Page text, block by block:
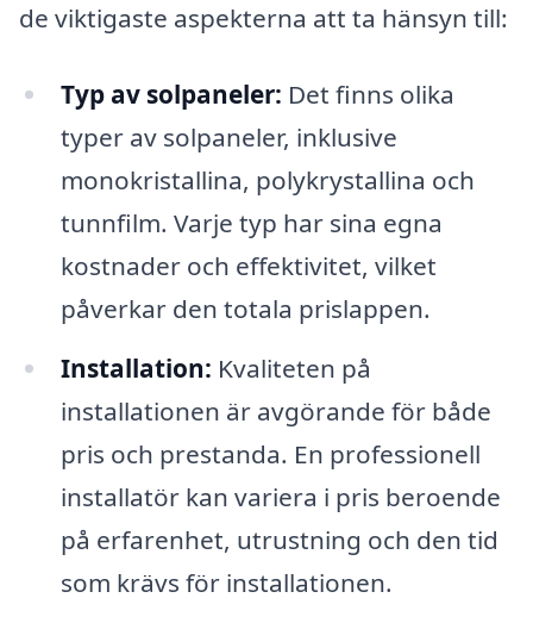
de viktigaste aspekterna att ta hänsyn till:
Typ av solpaneler: Det finns olika
typer av solpaneler, inklusive
monokristallina, polykrystallina och
tunnfilm. Varje typ har sina egna
kostnader och effektivitet, vilket
påverkar den totala prislappen.
Installation: Kvaliteten på
installationen är avgörande för både
pris och prestanda. En professionell
installatör kan variera i pris beroende
på erfarenhet, utrustning och den tid
som krävs för installationen.